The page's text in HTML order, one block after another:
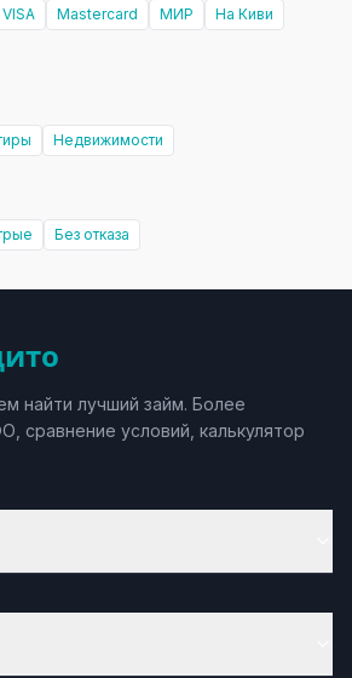
VISA Mastercard МИР
На Киви
Недвижимости
Без отказа
найти лучший займ. Более
сравнение условий, калькулятор